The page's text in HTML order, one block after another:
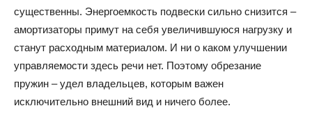
существенны. Энергоемкость подвески сильно снизится –
амортизаторы примут на себя увеличившуюся нагрузку и
станут расходным материалом. И ни о каком улучшении
управляемости здесь речи нет. Поэтому обрезание
пружин – удел владельцев, которым важен
исключительно внешний вид и ничего более.